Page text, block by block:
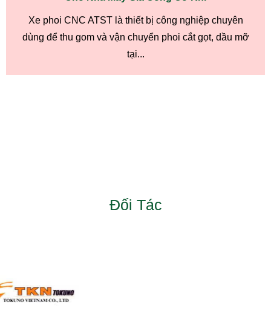
Xe phoi CNC ATST là thiết bị công nghiệp chuyên
dùng để thu gom và vận chuyển phoi cắt gọt, dầu mỡ
tại...
Đối Tác